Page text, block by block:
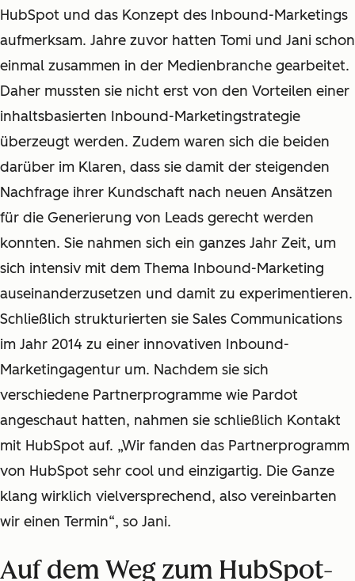
HubSpot und das Konzept des Inbound-Marketings
aufmerksam. Jahre zuvor hatten Tomi und Jani schon
einmal zusammen in der Medienbranche gearbeitet.
Daher mussten sie nicht erst von den Vorteilen einer
inhaltsbasierten Inbound-Marketingstrategie
überzeugt werden. Zudem waren sich die beiden
darüber im Klaren, dass sie damit der steigenden
Nachfrage ihrer Kundschaft nach neuen Ansätzen
für die Generierung von Leads gerecht werden
konnten. Sie nahmen sich ein ganzes Jahr Zeit, um
sich intensiv mit dem Thema Inbound-Marketing
auseinanderzusetzen und damit zu experimentieren.
Schließlich strukturierten sie Sales Communications
im Jahr 2014 zu einer innovativen Inbound-
Marketingagentur um. Nachdem sie sich
verschiedene Partnerprogramme wie Pardot
angeschaut hatten, nahmen sie schließlich Kontakt
mit HubSpot auf. „Wir fanden das Partnerprogramm
von HubSpot sehr cool und einzigartig. Die Ganze
klang wirklich vielversprechend, also vereinbarten
wir einen Termin“, so Jani.
Auf dem Weg zum HubSpot-